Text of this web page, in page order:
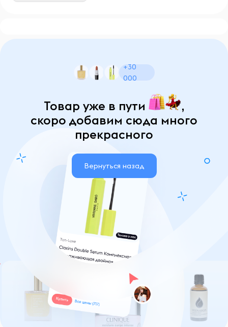
+30
000
Товар уже в пути
,
скоро добавим сюда много
прекрасного
Вернуться назад